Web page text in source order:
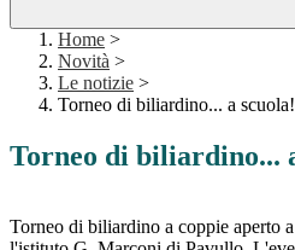
Home >
Novità >
Le notizie >
Torneo di biliardino... a scuola!
Torneo di biliardino...
Torneo di biliardino a coppie aperto